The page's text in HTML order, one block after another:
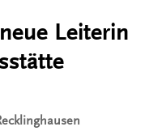
Leiterin